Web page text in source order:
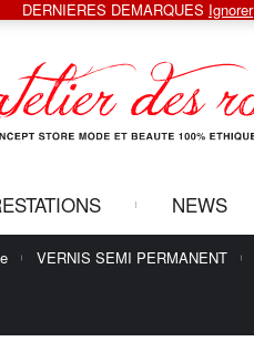
NEWS
VERNIS SEMI PERMANENT
DERNIERES DEMARQUES Ignorer